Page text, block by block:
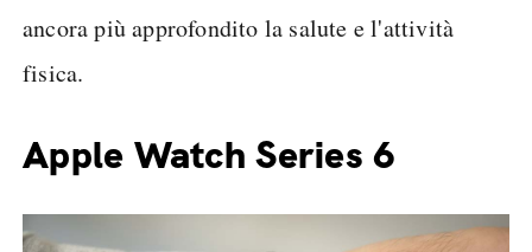
ancora più approfondito la salute e l'attività
fisica.
Apple Watch Series 6